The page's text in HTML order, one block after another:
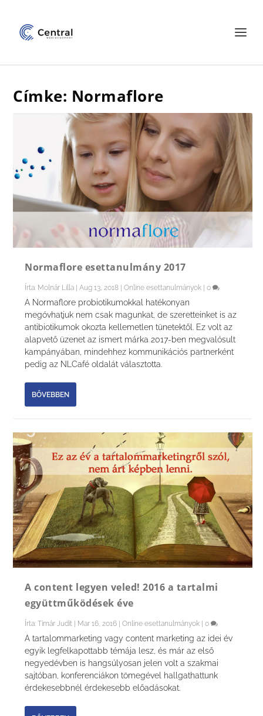
Címke: Normaflore
Normaflore esettanulmány 2017
Írta: Molnár Lilla |Aug 13, 2018 |Online esettanulmányok |0
A Normaflore probiotikumokkal hatékonyan
megóvhatjuk nem csak magunkat, de szeretteinket is az
antibiotikumok okozta kellemetlen tünetektől. Ez volt az
alapvető üzenet az ismert márka 2017-ben megvalósult
kampányában, mindehhez kommunikációs partnerként
pedig az NLCafé oldalát választotta.
BŐVEBBEN
A content legyen veled! 2016 a tartalmi
együttműködések éve
Írta:Timár Judit Mar 16, 2016 |Online esettanulmányok |0
A tartalommarketing vagy content marketing az idei év
egyik legfelkapottabb témája lesz, és már az első
negyedévben is hangsúlyosan jelen volt a szakmai
sajtóban, konferenciákon tömegével hallgathattunk
érdekesebbnél érdekesebb előadásokat.